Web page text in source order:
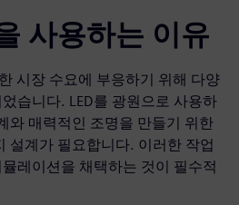
사용하는 이유
시장 수요에 부응하기 위해 다양
습니다. LED를 광원으로 사용하
와 매력적인 조명을 만들기 위한
설계가 필요합니다. 이러한 작업
레이션을 채택하는 것이 필수적